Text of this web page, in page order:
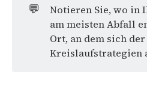
💬
Notieren Sie, wo in
am meisten Abfall
Ort, an dem sich
Kreislaufstrategien